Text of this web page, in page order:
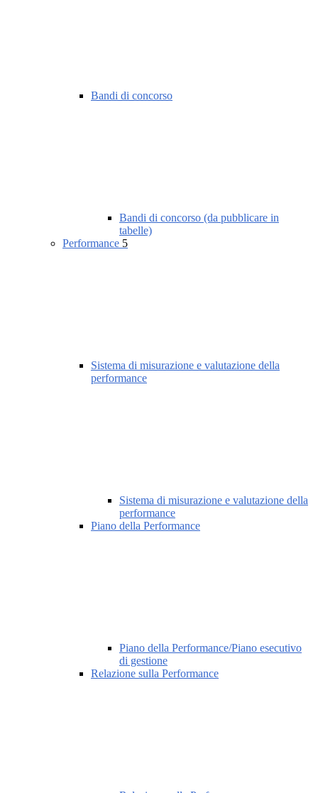
Bandi di concorso
Bandi di concorso (da pubblicare in
tabelle)
Performance 5
Sistema di misurazione e valutazione della
performance
Sistema di misurazione e valutazione della
performance
Piano della Performance
Piano della Performance/Piano esecutivo
di gestione
Relazione sulla Performance